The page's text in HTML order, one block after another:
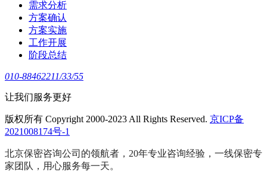
需求分析
方案确认
方案实施
工作开展
阶段总结
010-88462211/33/55
让我们服务更好
版权所有 Copyright 2000-2023 All Rights Reserved. 京ICP备
2021008174号-1
北京保密咨询公司的领航者，20年专业咨询经验，一线保密专
家团队，用心服务每一天。